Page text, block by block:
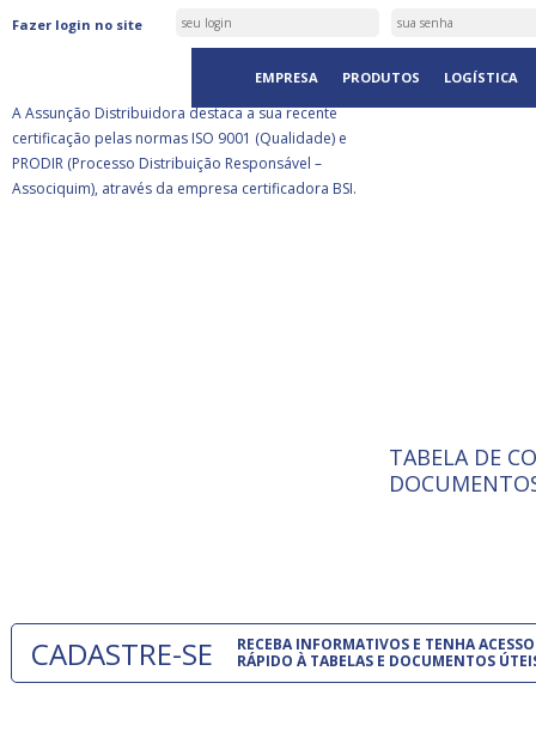
Fazer login no site
EMPRESA PRODUTOS LOGÍSTICA
ASSUNÇÃO DISTRIBUIDORA É
CERTIFICADA PELA BSI
A Assunção Distribuidora destaca a sua recente
certificação pelas normas ISO 9001 (Qualidade) e
PRODIR (Processo Distribuição Responsável –
Associquim), através da empresa certificadora BSI.
ISO 9001:
A
TABELA DE
CADASTRE-SE
RECEBA INFORMATIVOS E TENHA ACESSO
RÁPIDO À TABELAS E DOCUMENTOS